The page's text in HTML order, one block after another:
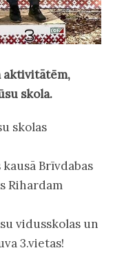
aktivitātēm,
skola.
skolas
Brīvdabas
Rihardam
vidusskolas un
3.vietas!